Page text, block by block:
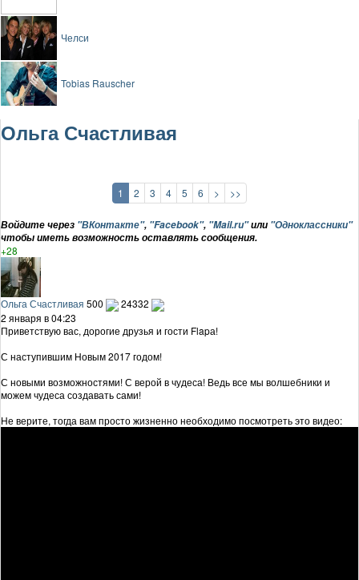
Челси
Tobias Rauscher
Ольга Счастливая
1 2 3 4 5 6 > >>
Войдите через "ВКонтакте", "Facebook", "Mail.ru"или "Одноклассники"
чтобы иметь возможность оставлять сообщения.
+28
Ольга Счастливая 500
24332
2 января в 04:23
Приветствую вас, дорогие друзья и гости Flapа!
С наступившим Новым 2017 годом!
С новыми возможностями! С верой в чудеса! Ведь все мы волшебники и
можем чудеса создавать сами!
Не верите, тогда вам просто жизненно необходимо посмотреть это видео: